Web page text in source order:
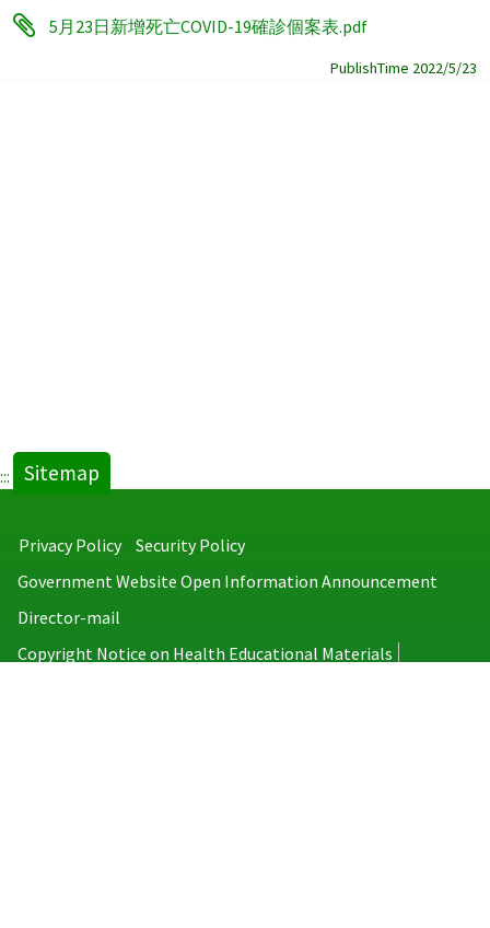
5月23日新增死亡COVID-19確診個案表.pdf
PublishTime 2022/5/23
::: Sitemap
Privacy Policy
Security Policy
Government Website Open Information Announcement
Director-mail
Copyright Notice on Health Educational Materials